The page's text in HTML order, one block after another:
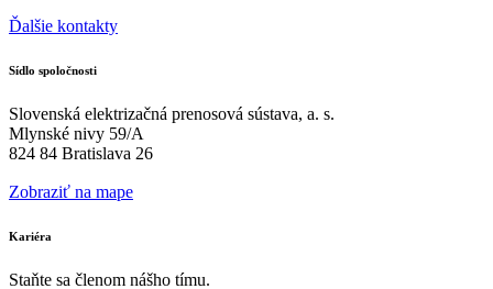
Ďalšie kontakty
Sídlo spoločnosti
Slovenská elektrizačná prenosová sústava, a. s.
Mlynské nivy 59/A
824 84 Bratislava 26
Zobraziť na mape
Kariéra
Staňte sa členom nášho tímu.